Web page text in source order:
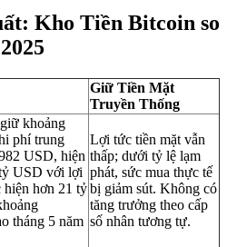
Kho Tiền Bitcoin so
Giữ Tiền Mặt
Truyền Thống
khoảng
phí trung
USD, hiện
USD với lợi
hiện hơn 21 tỷ
tháng 5 năm
Lợi tức tiền mặt vẫn
thấp; dưới tỷ lệ lạm
phát, sức mua thực tế
bị giảm sút. Không có
tăng trưởng theo cấp
số nhân tương tự.